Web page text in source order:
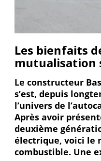
Les bienfaits
mutualisation
Le constructeur
s’est, depuis
l’univers de
Après avoir
deuxième
électrique, voici le
combustible. Une